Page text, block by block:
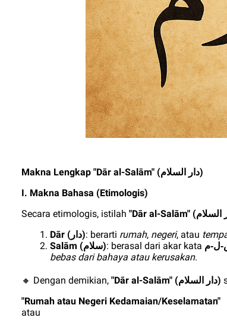
Makna Lengkap "Dār al-Salām" (دار السلام)
I. Makna Bahasa (Etimologis)
Secara etimologis, istilah "Dār al-Salām" (السلام
Dār ( دار): berarti rumah, negeri, atau
Salām (سلام): berasal dari akar kata ل-م
bebas dari bahaya atau kerusakan.
🔸 Dengan demikian, "Dār al-Salām" (دار السلام)
"Rumah atau Negeri Kedamaian/Keselamatan"
atau